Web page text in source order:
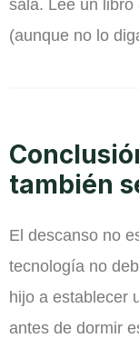
sala. Lee un libro
(aunque no lo
también
El descanso no
tecnología no
hijo a establecer
antes de dormir